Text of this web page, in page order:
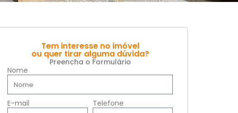
Tem interesse no imóvel
ou quer tirar alguma dúvida?
Preencha o Formulário
Nome
E-mail Telefone